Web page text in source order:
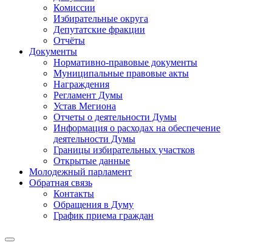
Комиссии
Избирательные округа
Депутатские фракции
Отчёты
Документы
Нормативно-правовые документы
Муниципальные правовые акты
Награждения
Регламент Думы
Устав Мегиона
Отчеты о деятельности Думы
Информация о расходах на обеспечение
деятельности Думы
Границы избирательных участков
Открытые данные
Молодежный парламент
Обратная связь
Контакты
Обращения в Думу
График приема граждан